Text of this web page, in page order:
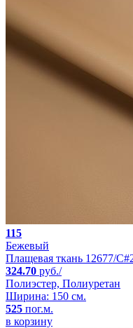
115
Бежевый
Плащевая ткань 12677/
324.70 руб./
Полиэстер, Полиуретан
Ширина: 150 см.
525 пог.м.
в корзину